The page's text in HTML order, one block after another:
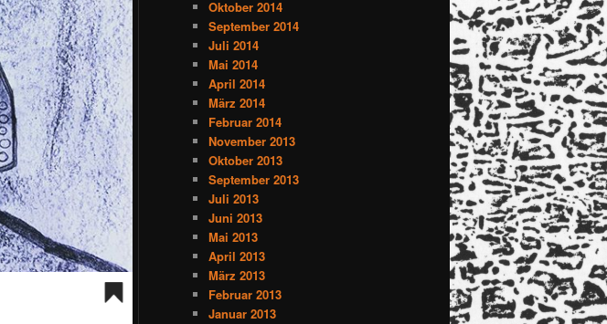
Oktober 2014
September 2014
Juli 2014
Mai 2014
April 2014
März 2014
Februar 2014
November 2013
Oktober 2013
September 2013
Juli 2013
Juni 2013
Mai 2013
April 2013
März 2013
Februar 2013
Januar 2013